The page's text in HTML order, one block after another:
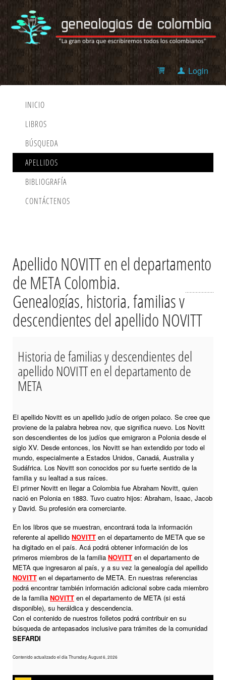
Login
INICIO
LIBROS
BÚSQUEDA
APELLIDOS
BIBLIOGRAFÍA
CONTÁCTENOS
Apellido NOVITT en el departamento
de META Colombia.
Genealogías, historia, familias y
descendientes del apellido NOVITT
Historia de familias y descendientes del
apellido NOVITT en el departamento de
META
El apellido Novitt es un apellido judío de origen polaco. Se cree que
proviene de la palabra hebrea nov, que significa nuevo. Los Novitt
son descendientes de los judíos que emigraron a Polonia desde el
siglo XV. Desde entonces, los Novitt se han extendido por todo el
mundo, especialmente a Estados Unidos, Canadá, Australia y
Sudáfrica. Los Novitt son conocidos por su fuerte sentido de la
familia y su lealtad a sus raíces.
El primer Novitt en llegar a Colombia fue Abraham Novitt, quien
nació en Polonia en 1883. Tuvo cuatro hijos: Abraham, Isaac, Jacob
y David. Su profesión era comerciante.
En los libros que se muestran, encontrará toda la información
referente al apellido NOVITT en el departamento de META que se
ha digitado en el país. Acá podrá obtener información de los
primeros miembros de la familia NOVITT en el departamento de
META que ingresaron al país, y a su vez la genealogía del apellido
NOVITT en el departamento de META. En nuestras referencias
podrá encontrar también información adicional sobre cada miembro
de la familia NOVITT en el departamento de META (si está
disponible), su heráldica y descendencia.
Con el contenido de nuestros folletos podrá contribuir en su
búsqueda de antepasados inclusive para trámites de la comunidad
SEFARDI
Contenido actualizado el día Thursday, August 6, 2026